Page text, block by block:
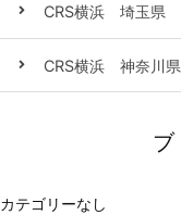
CRS横浜 埼玉県
CRS横浜 神奈川
カテゴリーなし